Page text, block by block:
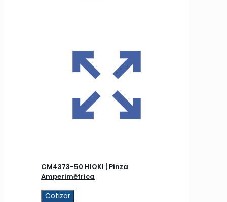
CM4373-50 HIOKI | Pinza
Amperimétrica
Cotizar